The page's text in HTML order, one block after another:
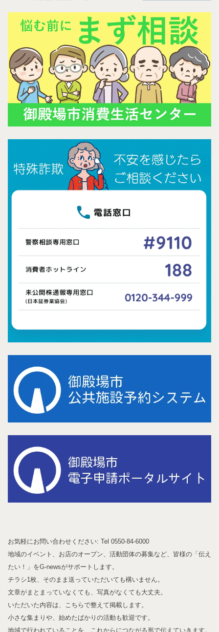
お気軽にお問い合わせください: Tel 0550-84-6000
地域のイベント、お店のオープン、活動団体の募集など、皆様の「伝え
たい！」をG-newsがサポートします。
チラシ1枚、そのまま送っていただいても構いません。
文章がまとまっていなくても、写真がなくても大丈夫。
いただいた内容は、こちらで整えて掲載します。
小さな集まりや、始めたばかりの活動も歓迎です。
地域で行われていることを、これからにつながる形で伝えていきます。